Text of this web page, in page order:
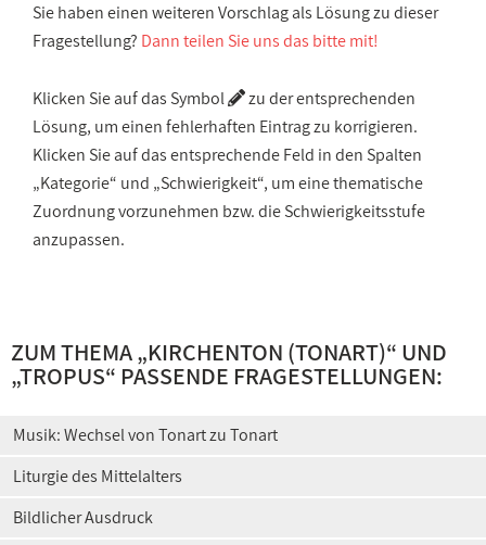
Sie haben einen weiteren Vorschlag als Lösung zu dieser
Fragestellung? Dann teilen Sie uns das bitte mit!
Klicken Sie auf das Symbol
zu der entsprechenden
Lösung, um einen fehlerhaften Eintrag zu korrigieren.
Klicken Sie auf das entsprechende Feld in den Spalten
„Kategorie“ und „Schwierigkeit“, um eine thematische
Zuordnung vorzunehmen bzw. die Schwierigkeitsstufe
anzupassen.
ZUM THEMA „KIRCHENTON (TONART)“ UND
„TROPUS“ PASSENDE FRAGESTELLUNGEN:
Musik: Wechsel von Tonart zu Tonart
Liturgie des Mittelalters
Bildlicher Ausdruck